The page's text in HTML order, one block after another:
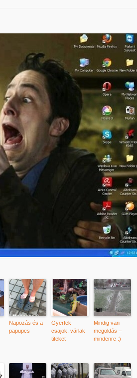
Napozás és a
papupcs
Gyertek
csajok, várlak
titeket
Mindig van
megoldás –
mindenre :)